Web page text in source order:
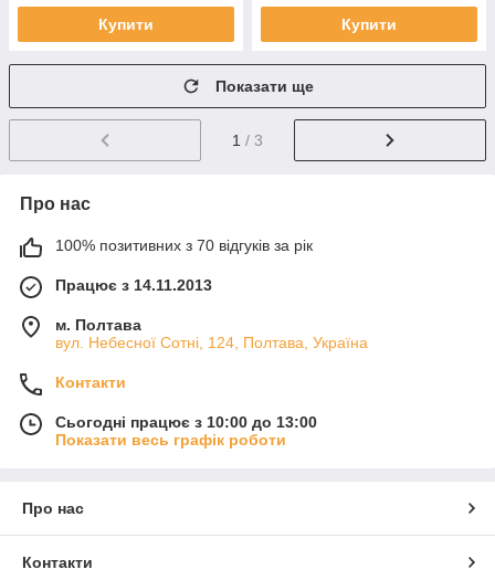
Купити Купити
Показати ще
1 / 3
Про нас
100% позитивних з 70 відгуків за рік
Працює з 14.11.2013
м. Полтава
вул. Небесної Сотні, 124, Полтава, Україна
Контакти
Сьогодні працює з 10:00 до 13:00
Показати весь графік роботи
Про нас
Контакти